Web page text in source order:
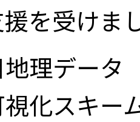
を受けま
地理デー
化スキー